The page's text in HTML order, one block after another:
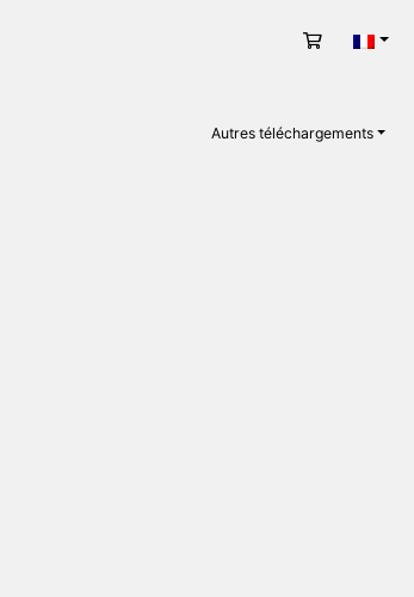
Panier
Autres téléchargements